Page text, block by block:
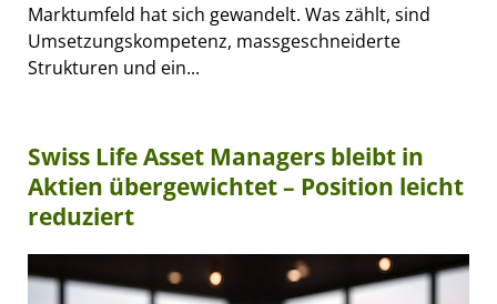
Marktumfeld hat sich gewandelt. Was zählt, sind
Umsetzungskompetenz, massgeschneiderte
Strukturen und ein...
Swiss Life Asset Managers bleibt in
Aktien übergewichtet – Position leicht
reduziert